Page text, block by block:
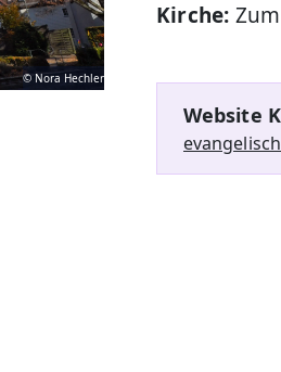
© Nora Hechler
Kirche:
Website